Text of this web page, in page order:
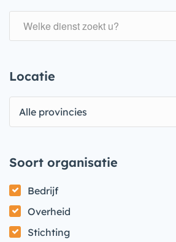
Locatie
Alle provincies
Soort organisatie
Bedrijf
Overheid
Stichting